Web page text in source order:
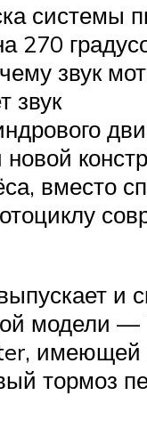
системы
270
звук
звук
вместо
и
модели
тормоз